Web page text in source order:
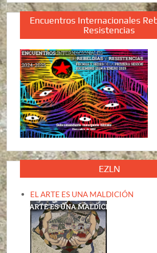
Encuentros Internacionales
Resistencias
EZLN
EL ARTE ES UNA MALDICIÓN